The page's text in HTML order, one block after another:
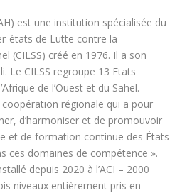
est une institution spécialisée du
états de Lutte contre la
(CILSS) créé en 1976. Il a son
Le CILSS regroupe 13 Etats
de l’Ouest et du Sahel.
coopération régionale qui a pour
d’harmoniser et de promouvoir
et de formation continue des États
ces domaines de compétence ».
depuis 2020 à l’ACI – 2000
niveaux entièrement pris en